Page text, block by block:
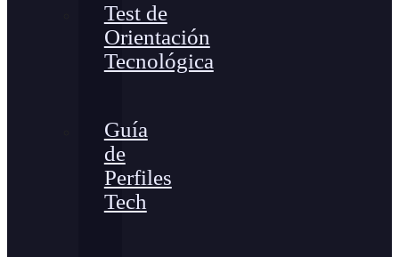
Test de
Orientación
Tecnológica
Guía
de
Perfiles
Tech